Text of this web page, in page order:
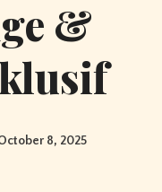
&
8, 2025